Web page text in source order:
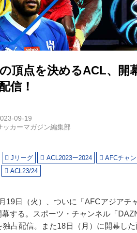
頂点を決めるACL、
信！
09-19
ッカーマガジン編集部
Jリーグ ACL2023ー2024 AFCチャ
ACL23/24
19日（火）、ついに「AFCアジア
する。スポーツ・チャンネル「
独占配信。また18日（月）に開幕し